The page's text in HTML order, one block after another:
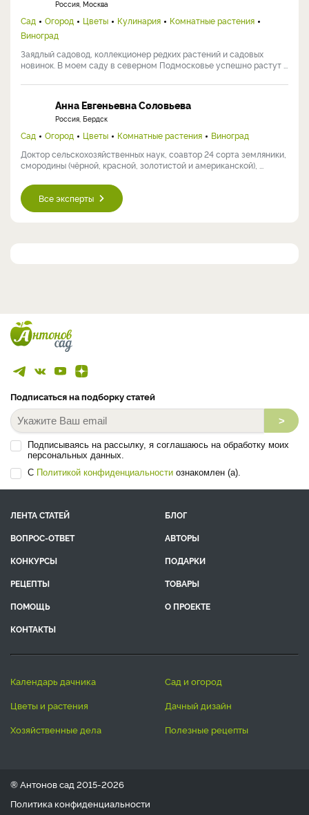
Россия, Москва
Сад Огород Цветы Кулинария
Комнатные растения
Виноград
Заядлый садовод, коллекционер редких растений и садовых
новинок. В моем саду в северном Подмосковье успешно растут ...
Анна Евгеньевна Соловьева
Россия, Бердск
Сад Огород Цветы Комнатные растения
Виноград
Доктор сельскохозяйственных наук, соавтор 24 сорта земляники,
смородины (чёрной, красной, золотистой и американской), ...
Все эксперты
Подписаться на подборку статей
>
Подписываясь на рассылку, я соглашаюсь на обработку моих
персональных данных.
С Политикой конфиденциальности ознакомлен (а).
ЛЕНТА СТАТЕЙ
БЛОГ
ВОПРОС-ОТВЕТ
АВТОРЫ
КОНКУРСЫ
ПОДАРКИ
РЕЦЕПТЫ
ТОВАРЫ
ПОМОЩЬ
О ПРОЕКТЕ
КОНТАКТЫ
календарь дачника
сад и огород
цветы и растения
дачный дизайн
хозяйственные дела
полезные рецепты
® Антонов сад 2015-2026
Политика конфиденциальности